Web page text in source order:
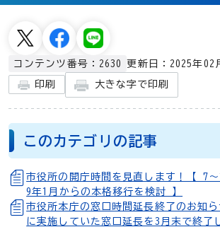
コンテンツ番号：2630 更新日：2025年02
印刷 大きな字で印刷
このカテゴリの記事
市役所の開庁時間を見直します！【 7
9年1月からの本格移行を検討 】
市役所本庁の窓口時間延長終了のお知
に実施していた窓口延長を3月末で終了